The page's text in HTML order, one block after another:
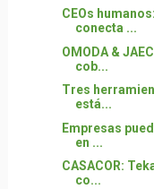
CEOs
conecta ...
OMODA &
cob...
Tres
está...
Empresas
en ...
CASACOR:
co...